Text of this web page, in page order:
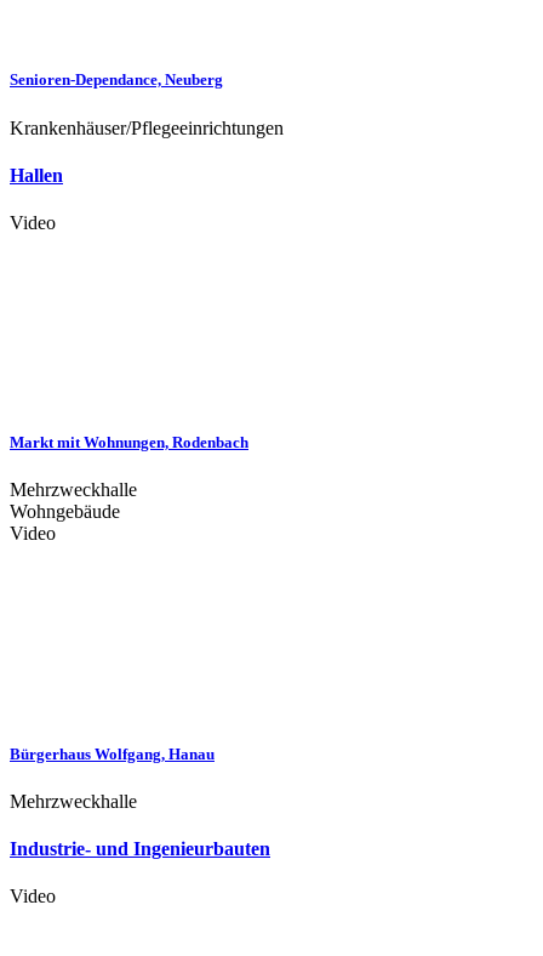
Senioren-Dependance, Neuberg
Krankenhäuser/Pflegeeinrichtungen
Hallen
Video
Markt mit Wohnungen, Rodenbach
Mehrzweckhalle
Wohngebäude
Video
Bürgerhaus Wolfgang, Hanau
Mehrzweckhalle
Industrie- und Ingenieurbauten
Video